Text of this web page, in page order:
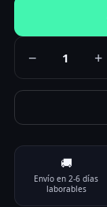
− +
Color
Size
Size Guide
🚚
Envío en 2-6 días
laborables